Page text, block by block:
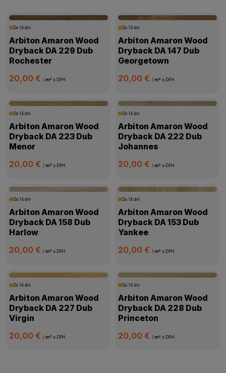
Do 14 dní
Arbiton Amaron Wood
Dryback DA 229 Dub
Rochester
20,00 €/ m² s DPH
Do 14 dní
Arbiton Amaron Wood
Dryback DA 147 Dub
Georgetown
20,00 € / m² s DPH
Do 14 dní
Arbiton Amaron Wood
Dryback DA 223 Dub
Menor
20,00 €/ m² s DPH
Do 14 dní
Arbiton Amaron Wood
Dryback DA 222 Dub
Johannes
20,00 € / m² s DPH
Do 14 dní
Arbiton Amaron Wood
Dryback DA 158 Dub
Harlow
20,00 €/ m² s DPH
Do 14 dní
Arbiton Amaron Wood
Dryback DA 153 Dub
Yankee
20,00 € / m² s DPH
Do 14 dní
Arbiton Amaron Wood
Dryback DA 227 Dub
Virgin
20,00 €/ m² s DPH
Do 14 dní
Arbiton Amaron Wood
Dryback DA 228 Dub
Princeton
20,00 € / m² s DPH